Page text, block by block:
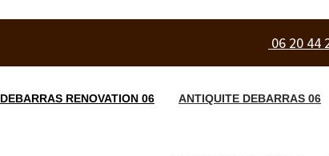
06 20 44
DEBARRAS RENOVATION 06 ANTIQUITE DEBARRAS 06